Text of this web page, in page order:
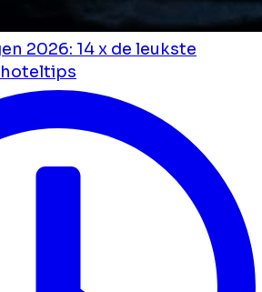
2026: 14 x de leukste